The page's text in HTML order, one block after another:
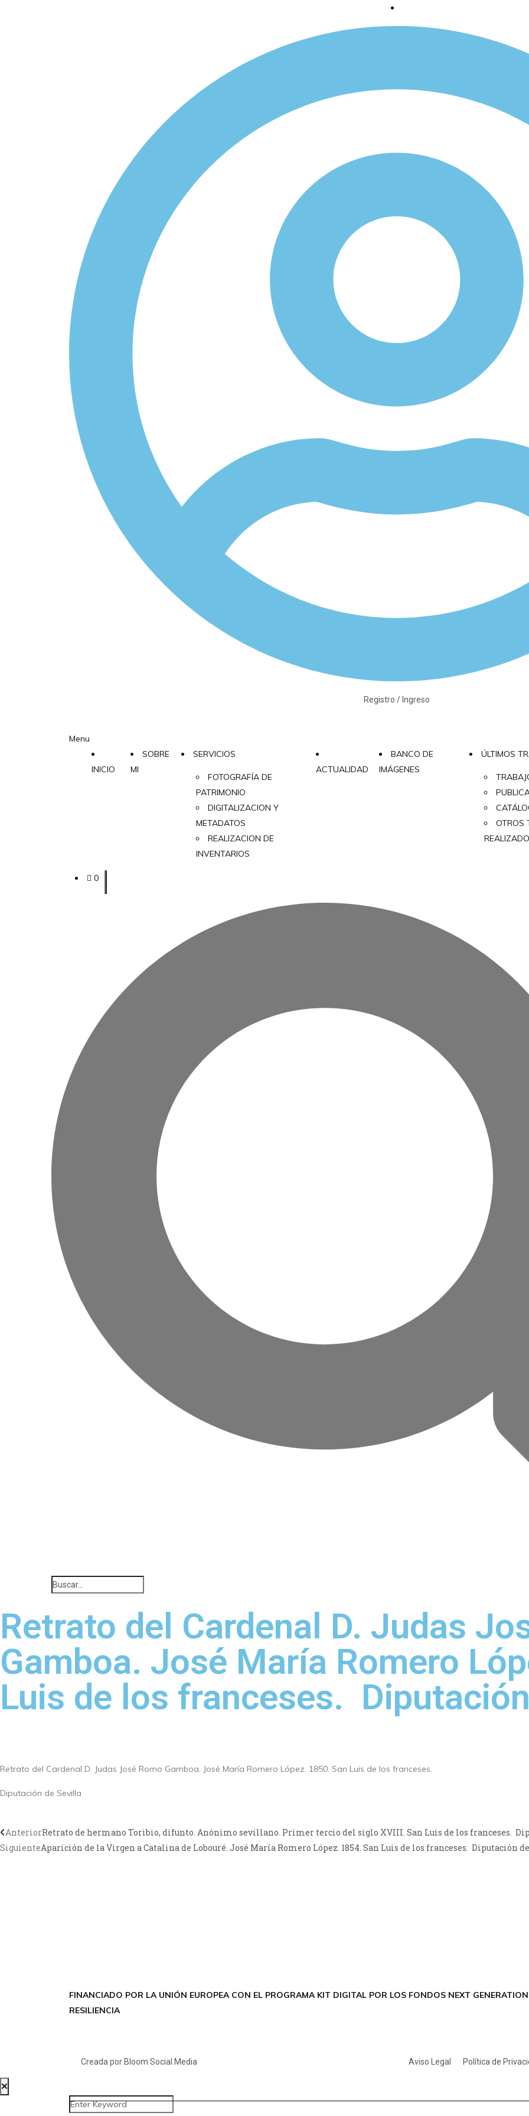
Registro / Ingreso
Menu
INICIO
SOBRE
MI
SERVICIOS
FOTOGRAFÍA DE
PATRIMONIO
DIGITALIZACION Y
METADATOS
REALIZACION DE
INVENTARIOS
ACTUALIDAD
BANCO DE
IMÁGENES
ÚLTIMOS
OTROS
0
Retrato del Cardenal D. Judas
Gamboa. José María Romero
Luis de los franceses.
Retrato del Cardenal D. Judas José Romo Gamboa. José María Romero López. 1850. San Luis de los franceses.
Diputación de Sevilla
AnteriorRetrato de hermano Toribio, difunto. Anónimo sevillano. Primer tercio del siglo XVIII. San Luis de los franceses.
SiguienteAparición de la Virgen a Catalina de Lobouré. José María Romero López. 1854. San Luis de los franceses. Diputación
FINANCIADO POR LA UNIÓN EUROPEA CON EL PROGRAMA KIT DIGITAL POR LOS FONDOS NEXT
RESILIENCIA
Creada por Bloom Social Media Aviso Legal Política de